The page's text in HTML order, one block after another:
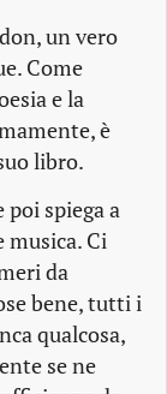
un vero
Come
e la
è
libro.
poi spiega a
musica. Ci
da
bene, tutti i
qualcosa,
se ne